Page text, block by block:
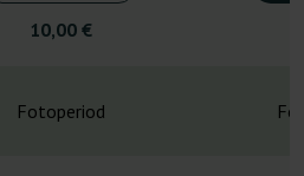
10,00 €
Fotoperiod